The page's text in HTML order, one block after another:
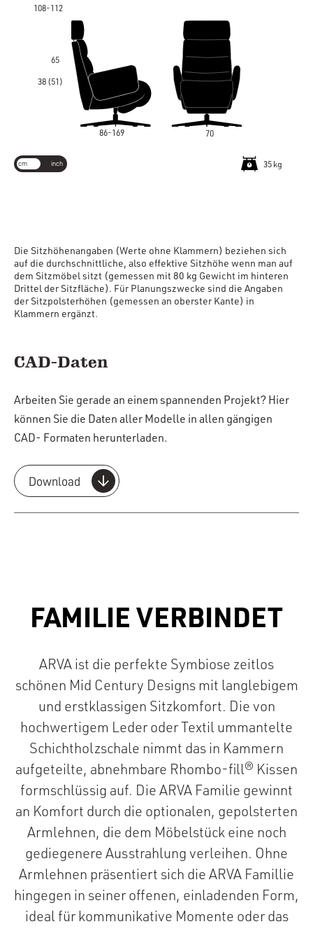
108-112
65
38 (51)
86-169 70
35 kg
cm inch
Die Sitzhöhenangaben (Werte ohne Klammern) beziehen sich
auf die durchschnittliche, also effektive Sitzhöhe wenn man auf
dem Sitzmöbel sitzt (gemessen mit 80 kg Gewicht im hinteren
Drittel der Sitzfläche). Für Planungszwecke sind die Angaben
der Sitzpolsterhöhen (gemessen an oberster Kante) in
Klammern ergänzt.
CAD-Daten
Arbeiten Sie gerade an einem spannenden Projekt? Hier
können Sie die Daten aller Modelle in allen gängigen
CAD- Formaten herunterladen.
Download
FAMILIE VERBINDET
ARVA ist die perfekte Symbiose zeitlos
schönen Mid Century Designs mit langlebigem
und erstklassigen Sitzkomfort. Die von
hochwertigem Leder oder Textil ummantelte
Schichtholzschale nimmt das in Kammern
aufgeteilte, abnehmbare Rhombo-fill® Kissen
formschlüssig auf. Die ARVA Familie gewinnt
an Komfort durch die optionalen, gepolsterten
Armlehnen, die dem Möbelstück eine noch
gediegenere Ausstrahlung verleihen. Ohne
Armlehnen präsentiert sich die ARVA Famillie
hingegen in seiner offenen, einladenden Form,
ideal für kommunikative Momente oder das